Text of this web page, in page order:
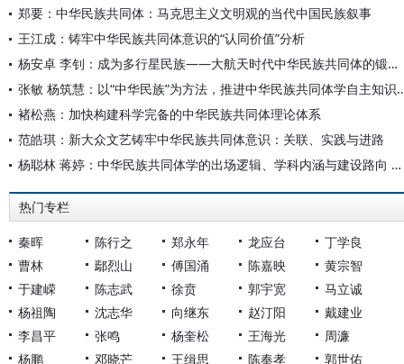
郑要：中华民族共同体：马克思主义文明观的当代中国民族叙事
王江成：铸牢中华民族共同体意识的“认同价值”分析
杨安卓 李钊：成为多行星民族——大航天时代中华民族共同体的锻造与人类文明的跃迁
张敏 杨筑慧：以“中华民族”为
褚松燕：加快构建科学完备的中华民族共同体理论体系
范皓琪：新大众文艺铸牢中华民族共同体意识：关联、实践与进路
杨聪林 蒋婷：中华民族共同体学的出场逻辑、学科内涵与建设路向 ——创新交叉学科自主知识体系、探索中国特色哲学社会科学发展范式
热门专栏
秦晖 陈行之 郑永年 龙应台
丁学良
曹林
鄢烈山 傅国涌 陈嘉映
黄宗智
于建嵘
陈志武 徐贲 郭宇宽
马立诚
杨祖陶
沈志华 向继东 赵汀阳
戴建业
李昌平
张鸣 杨奎松 王海光
周濂
杨鹏
邓晓芒 王缉思 陈奉孝 郭世佑